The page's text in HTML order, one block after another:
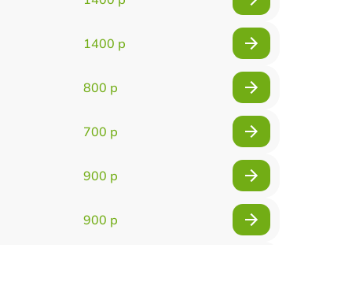
1400 р
800 р
700 р
900 р
900 р